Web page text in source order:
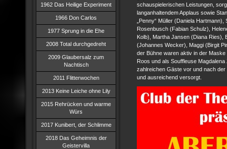
1962 Das Heilige Experiment
1966 Don Carlos
1977 Sprung in die Ehe
2008 Total durchgedreht
2009 Glaubersalz zum
Nachtisch
2011 Flitterwochen
2013 Keine Leiche ohne Lily
2015 Rehrücken und warme
Würs
2017 Kunibert, der Schlimme
2018 Das Geheimnis der
Geistervilla
schauspielerischen Leistungen,
langanhaltendem Applaus sowie
„Penny“ Müller (Daniela
Rosenbusch (Fabian Schulz),
Kolb), Martha Jansen (Diana Ries),
(Johannes Wecker), Maggi (Birgit
der Bühne waren aktiv in der
Roos und als Souffleuse
zahlreichen Gäste vor und nach
und ausreichend versorgt.